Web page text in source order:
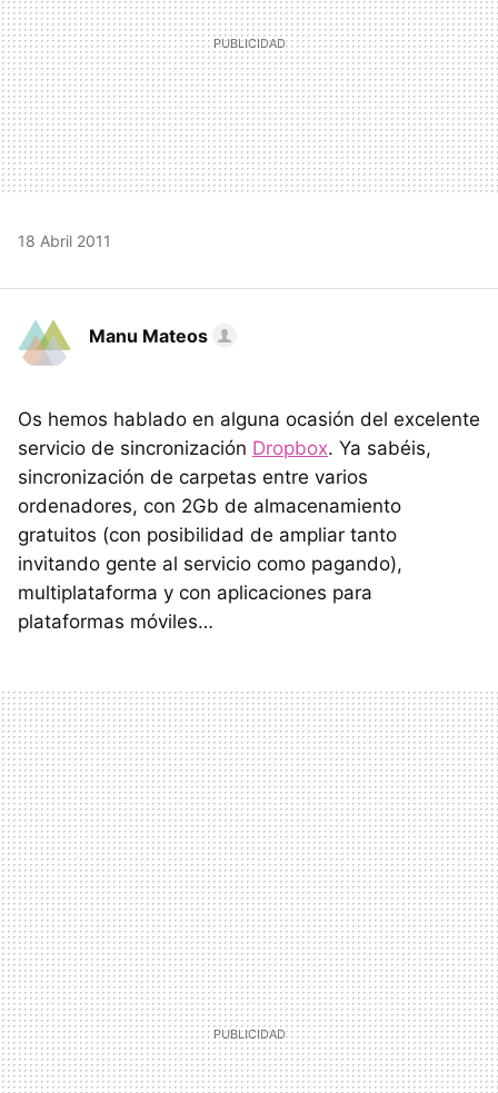
18 Abril 2011
Manu Mateos
Os hemos hablado en alguna ocasión del excelente
servicio de sincronización Dropbox. Ya sabéis,
sincronización de carpetas entre varios
ordenadores, con 2Gb de almacenamiento
gratuitos (con posibilidad de ampliar tanto
invitando gente al servicio como pagando),
multiplataforma y con aplicaciones para
plataformas móviles…